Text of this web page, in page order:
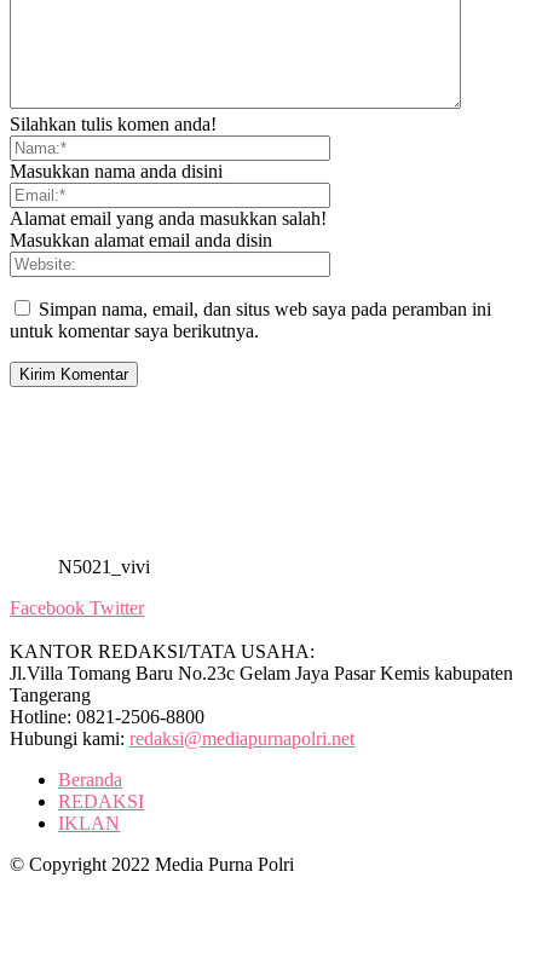
Silahkan tulis komen anda!
Masukkan nama anda disini
Alamat email yang anda masukkan salah!
Masukkan alamat email anda disin
Simpan nama, email, dan situs web saya pada peramban ini
untuk komentar saya berikutnya.
N5021_vivi
Facebook Twitter
KANTOR REDAKSI/TATA USAHA:
Jl.Villa Tomang Baru No.23c Gelam Jaya Pasar Kemis kabupaten
Tangerang
Hotline: 0821-2506-8800
Hubungi kami: redaksi@mediapurnapolri.net
Beranda
REDAKSI
IKLAN
© Copyright 2022 Media Purna Polri